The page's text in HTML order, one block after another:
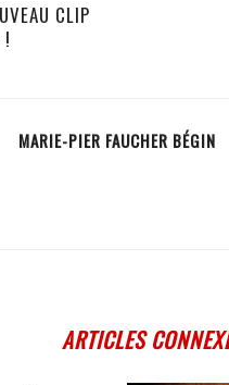
CLIP
!
MARIE-PIER FAUCHER BÉGIN
ARTICLES